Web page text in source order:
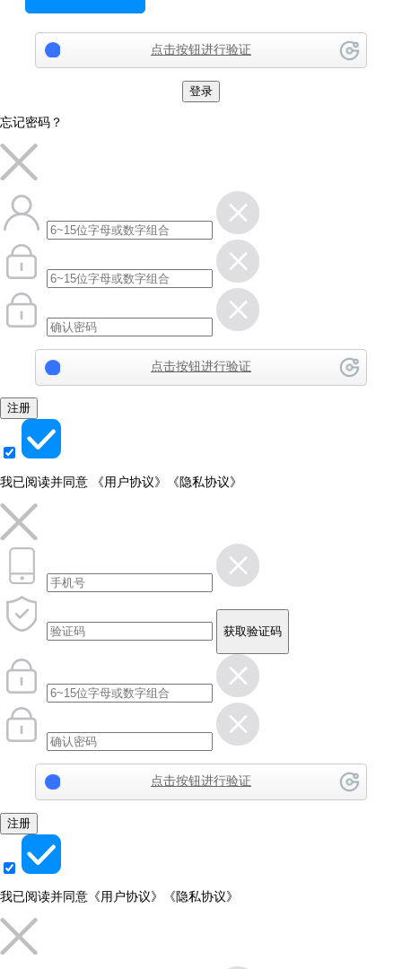
点击按钮进行验证
登录
忘记密码？
点击按钮进行验证
注册
我已阅读并同意 《用户协议》 《隐私协议》
获取验证码
点击按钮进行验证
注册
我已阅读并同意 《用户协议》 《隐私协议》